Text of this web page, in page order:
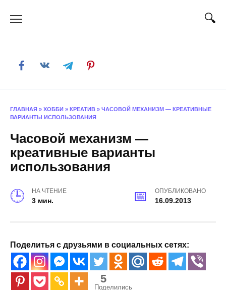
ГЛАВНАЯ » ХОББИ » КРЕАТИВ » ЧАСОВОЙ МЕХАНИЗМ — КРЕАТИВНЫЕ
ВАРИАНТЫ ИСПОЛЬЗОВАНИЯ
Часовой механизм —
креативные варианты
использования
НА ЧТЕНИЕ
3 мин.
ОПУБЛИКОВАНО
16.09.2013
Поделитья с друзьями в социальных сетях:
5
Поделились